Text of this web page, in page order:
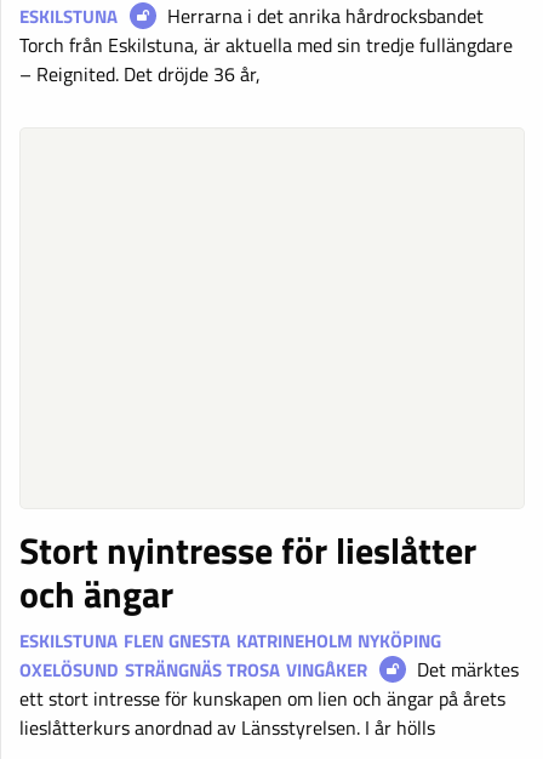
ESKILSTUNA
Herrarna i det anrika hårdrocksbandet
Torch från Eskilstuna, är aktuella med sin tredje fullängdare
– Reignited. Det dröjde 36 år,
Stort nyintresse för lieslåtter
och ängar
ESKILSTUNA FLENGNESTA KATRINEHOLM NYKÖPING
OXELÖSUND STRÄNGNÄSTROSA VINGÅKER
Det märktes
ett stort intresse för kunskapen om lien och ängar på årets
lieslåtterkurs anordnad av Länsstyrelsen. I år hölls